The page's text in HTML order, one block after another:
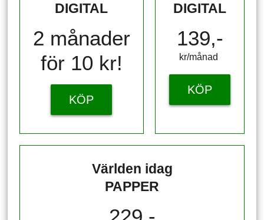
DIGITAL
2 månader
för 10 kr!
KÖP
DIGITAL
139,-
kr/månad ​​​​​​
KÖP
Världen idag
PAPPER